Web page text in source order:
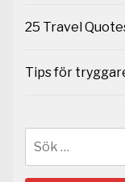
25 Travel
Tips för